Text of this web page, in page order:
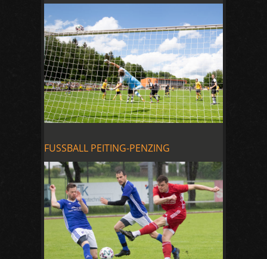
FUSSBALL PEITING-PENZING